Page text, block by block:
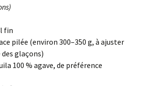
fin
pilée (environ 300–350 g, à ajuster
glaçons)
100 % agave, de préférence